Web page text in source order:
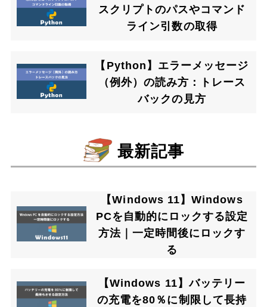
スクリプトのパスやコマンド
ライン引数の取得
【Python】エラーメッセージ
（例外）の読み方：トレース
バックの見方
最新記事
【Windows 11】Windows
PCを自動的にロックする設定
方法｜一定時間後にロックす
る
【Windows 11】バッテリー
の充電を80％に制限して長持